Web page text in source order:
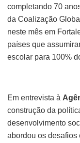
completando 70
da Coalização
neste mês em
países que
escolar para 100%
Em entrevista à
construção da
desenvolvimento
abordou os desafios